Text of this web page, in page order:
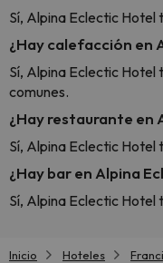
Sí, Alpina Eclectic Hotel
¿Hay calefacción en
Sí, Alpina Eclectic Hotel
comunes.
¿Hay restaurante en
Sí, Alpina Eclectic Hotel
¿Hay bar en Alpina
Sí, Alpina Eclectic Hotel
Inicio Hoteles